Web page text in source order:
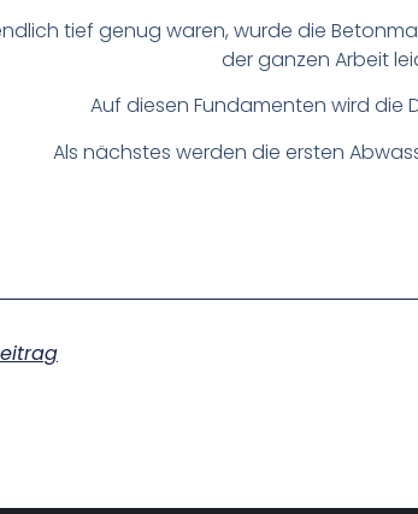
tief genug waren, wurde die
der ganzen Arbeit
Auf diesen Fundamenten wird die
Als nächstes werden die ersten